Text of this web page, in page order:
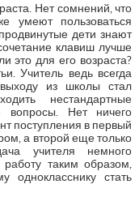
Нет сомнений, что
умеют пользоваться
дети знают
клавиш лучше
это для его возраста?
Учитель ведь всегда
из школы стал
нестандартные
вопросы. Нет ничего
поступления в первый
а второй еще только
учителя немного
таким образом,
однокласснику стать